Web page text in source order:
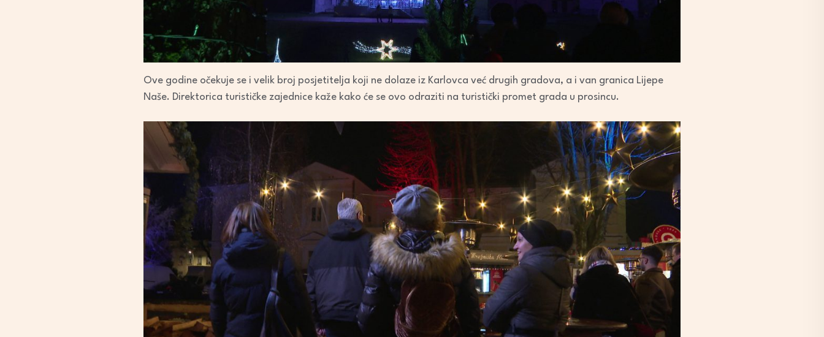
Ove godine očekuje se i velik broj posjetitelja koji ne dolaze iz Karlovca već drugih gradova, a i van granica Lijepe
Naše. Direktorica turističke zajednice kaže kako će se ovo odraziti na turistički promet grada u prosincu.